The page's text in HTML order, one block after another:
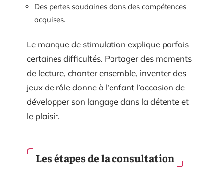
Des pertes soudaines dans des compétences
acquises.
Le manque de stimulation explique parfois
certaines difficultés. Partager des moments
de lecture, chanter ensemble, inventer des
jeux de rôle donne à l’enfant l’occasion de
développer son langage dans la détente et
le plaisir.
Les étapes de la consultation